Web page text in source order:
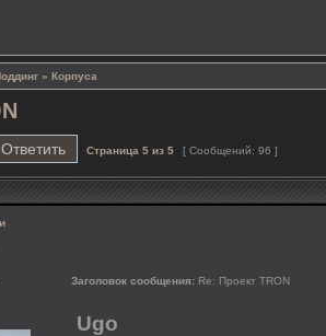
» Корпуса
Ответить Страница 5 из 5 [ Сообщений: 96 ]
Заголовок сообщения: Re: Проект TRON
Ugo